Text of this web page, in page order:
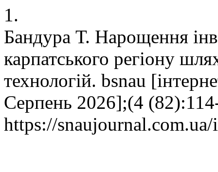
1.
Бандура Т. Нарощення
карпатського регіону
технологій. bsnau
Серпень 2026];(4
https://